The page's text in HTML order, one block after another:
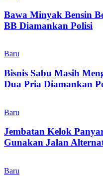
Bawa Minyak Bensin
BB Diamankan Polisi
Baru
Bisnis Sabu Masih
Dua Pria Diamankan
Baru
Jembatan Kelok
Gunakan Jalan
Baru